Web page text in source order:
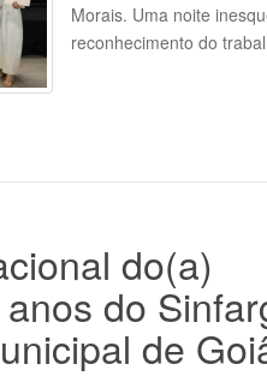
Morais. Uma noite
reconhecimento do
do(a)
do
de